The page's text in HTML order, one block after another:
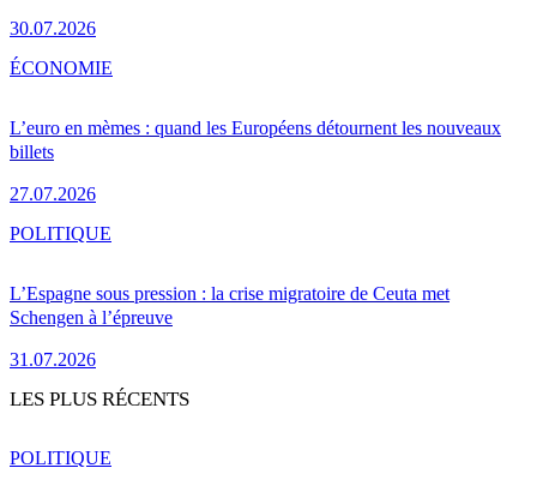
30.07.2026
L’euro en mèmes : quand les Européens détournent les nouveaux
billets
27.07.2026
ÉCONOMIE
L’Espagne sous pression : la crise migratoire de Ceuta met
Schengen à l’épreuve
31.07.2026
POLITIQUE
LES PLUS RÉCENTS
POLITIQUE